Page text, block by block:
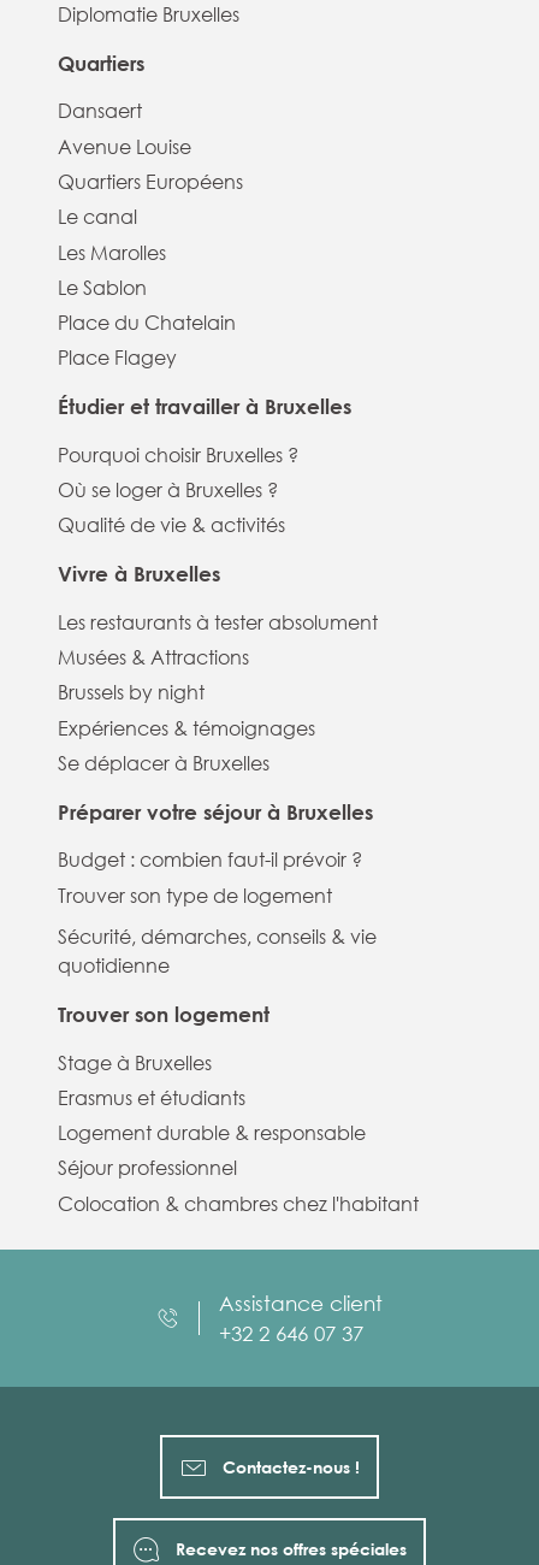
Diplomatie Bruxelles
Quartiers
Dansaert
Avenue Louise
Quartiers Européens
Le canal
Les Marolles
Le Sablon
Place du Chatelain
Place Flagey
Étudier et travailler à Bruxelles
Pourquoi choisir Bruxelles ?
Où se loger à Bruxelles ?
Qualité de vie & activités
Vivre à Bruxelles
Les restaurants à tester absolument
Musées & Attractions
Brussels by night
Expériences & témoignages
Se déplacer à Bruxelles
Préparer votre séjour à Bruxelles
Budget : combien faut-il prévoir ?
Trouver son type de logement
Sécurité, démarches, conseils & vie
quotidienne
Trouver son logement
Stage à Bruxelles
Erasmus et étudiants
Logement durable & responsable
Séjour professionnel
Colocation & chambres chez l'habitant
Assistance client
+32 2 646 07 37
Contactez-nous !
Recevez nos offres spéciales